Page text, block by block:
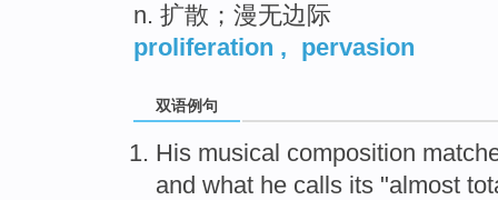
n. 扩散；漫无边际
proliferation , pervasion
双语例句
His musical composition
and what he calls its "almost